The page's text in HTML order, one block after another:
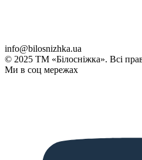
info@bilosnizhka.ua
© 2025 ТМ «Білосніжка». Всі
Ми в соц мережах